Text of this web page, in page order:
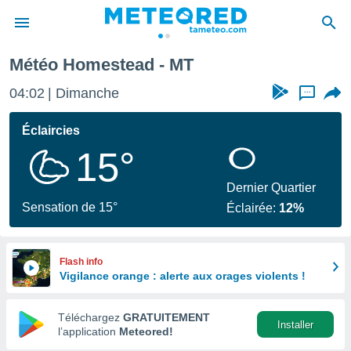
de
Météo Homestead - MT
04:02 Dimanche ...
Éclaircies
15°
Sensation de 15°
Dernier Quartier
Éclairée: 12%
Flash info
Vigilance orange : alerte aux orages violents !
Téléchargez GRATUITEMENT
l’application Meteored!
Installer